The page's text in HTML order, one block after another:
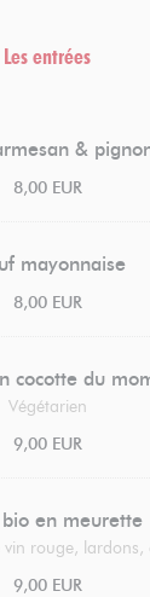
Les entrées
&
8,00 EUR
mayonnaise
8,00 EUR
cocotte du
Végétarien
9,00 EUR
en meurette
rouge, lardons,
9,00 EUR